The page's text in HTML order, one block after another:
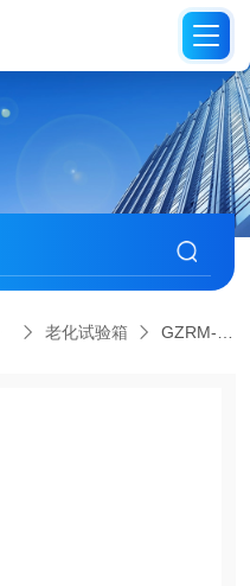
老化试验箱 GZRM-X II75水冷式氙灯老化试验箱